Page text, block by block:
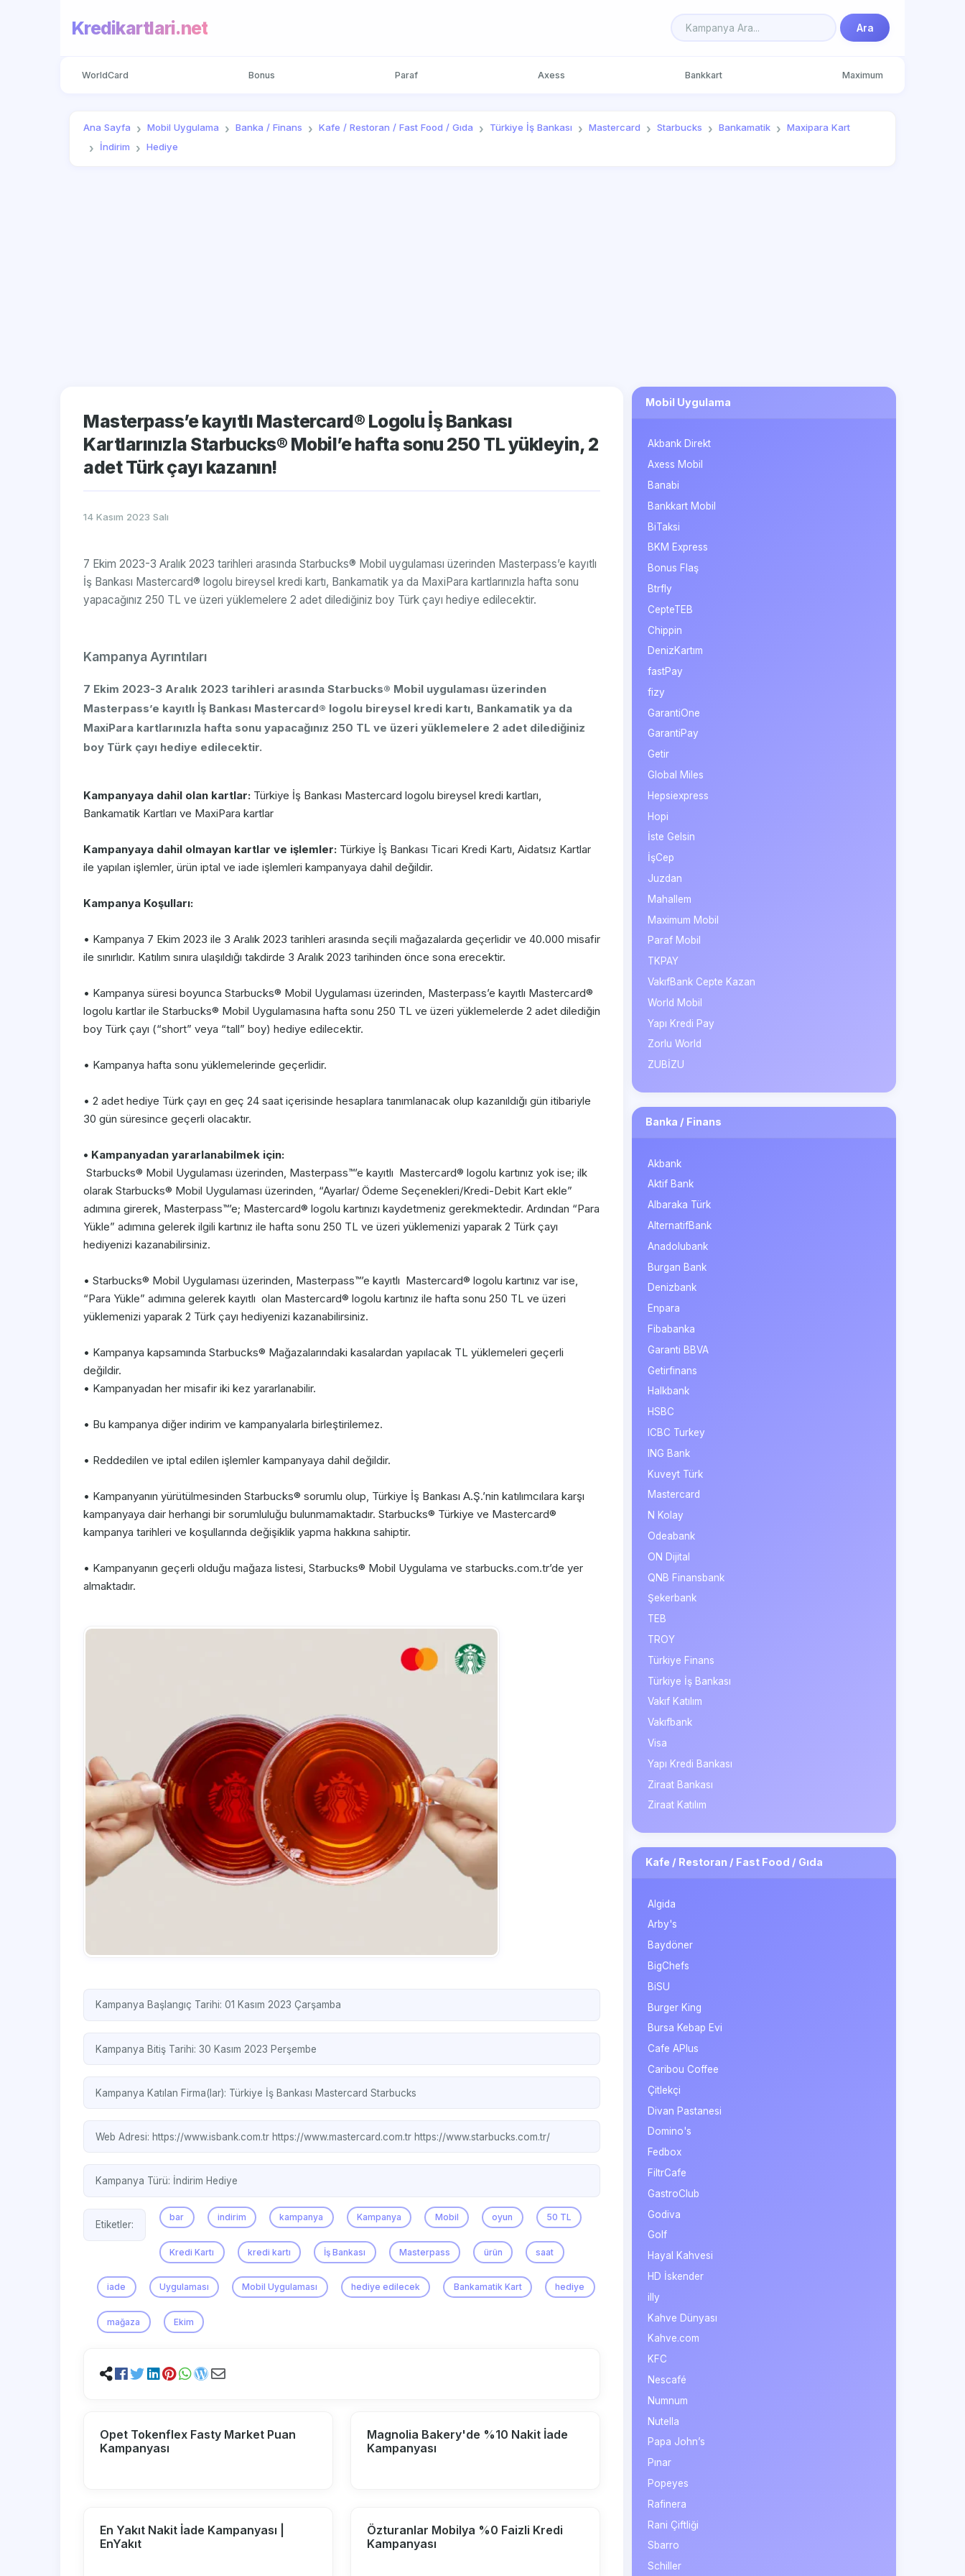
Kredikartlari.net Ara
WorldCard Bonus Paraf Axess Bankkart Maximum
Ana Sayfa Mobil Uygulama Banka / Finans Kafe / Restoran / Fast Food / Gıda Türkiye İş Bankası Mastercard Starbucks Bankamatik
Maxipara Kart
İndirim
Hediye
Masterpass’e kayıtlı Mastercard® Logolu İş Bankası
Kartlarınızla Starbucks® Mobil’e hafta sonu 250 TL yükleyin, 2
adet Türk çayı kazanın!
14 Kasım 2023 Salı
​7 Ekim 2023-3 Aralık 2023 tarihleri arasında Starbucks® Mobil uygulaması üzerinden Masterpass’e kayıtlı
İş Bankası Mastercard® logolu bireysel kredi kartı, Bankamatik ya da MaxiPara kartlarınızla hafta sonu
yapacağınız 250 TL ve üzeri yüklemelere 2 adet dilediğiniz boy Türk çayı hediye edilecektir.
​​​Kampanya Ayrıntıları
​7 Ekim 2023-3 Aralık 2023 tarihleri arasında Starbucks® Mobil uygulaması üzerinden
Masterpass’e kayıtlı İş Bankası Mastercard® logolu bireysel kredi kartı, Bankamatik ya da
MaxiPara kartlarınızla hafta sonu yapacağınız 250 TL ve üzeri yüklemelere 2 adet dilediğiniz
boy Türk çayı hediye edilecektir.
Kampanyaya dahil olan kartlar: Türkiye İş Bankası Mastercard logolu bireysel kredi kartları,
Bankamatik Kartları ve MaxiPara kartlar
Kampanyaya dahil olmayan kartlar ve işlemler: Türkiye İş Bankası Ticari Kredi Kartı, Aidatsız Kartlar
ile yapılan işlemler, ürün iptal ve iade işlemleri kampanyaya dahil değildir.
Kampanya Koşulları:
• Kampanya 7 Ekim 2023 ile 3 Aralık 2023 tarihleri arasında seçili mağazalarda geçerlidir ve 40.000 misafir
ile sınırlıdır. Katılım sınıra ulaşıldığı takdirde 3 Aralık 2023 tarihinden önce sona erecektir.
• Kampanya süresi boyunca Starbucks® Mobil Uygulaması üzerinden, Masterpass’e kayıtlı Mastercard®
logolu kartlar ile Starbucks® Mobil Uygulamasına hafta sonu 250 TL ve üzeri yüklemelerde 2 adet dilediğin
boy Türk çayı (“short” veya “tall” boy) hediye edilecektir.
• Kampanya hafta sonu yüklemelerinde geçerlidir.
• 2 adet hediye Türk çayı en geç 24 saat içerisinde hesaplara tanımlanacak olup kazanıldığı gün itibariyle
30 gün süresince geçerli olacaktır.
• Kampanyadan yararlanabilmek için:
Starbucks® Mobil Uygulaması üzerinden, Masterpass™’e kayıtlı Mastercard® logolu kartınız yok ise; ilk
olarak Starbucks® Mobil Uygulaması üzerinden, “Ayarlar/ Ödeme Seçenekleri/Kredi-Debit Kart ekle”
adımına girerek, Masterpass™’e; Mastercard® logolu kartınızı kaydetmeniz gerekmektedir. Ardından “Para
Yükle” adımına gelerek ilgili kartınız ile hafta sonu 250 TL ve üzeri yüklemenizi yaparak 2 Türk çayı
hediyenizi kazanabilirsiniz.
• Starbucks® Mobil Uygulaması üzerinden, Masterpass™’e kayıtlı Mastercard® logolu kartınız var ise,
“Para Yükle” adımına gelerek kayıtlı olan Mastercard® logolu kartınız ile hafta sonu 250 TL ve üzeri
yüklemenizi yaparak 2 Türk çayı hediyenizi kazanabilirsiniz.
• Kampanya kapsamında Starbucks® Mağazalarındaki kasalardan yapılacak TL yüklemeleri geçerli
değildir.
• Kampanyadan her misafir iki kez yararlanabilir.
• Bu kampanya diğer indirim ve kampanyalarla birleştirilemez.
• Reddedilen ve iptal edilen işlemler kampanyaya dahil değildir.
• Kampanyanın yürütülmesinden Starbucks® sorumlu olup, Türkiye İş Bankası A.Ş.’nin katılımcılara karşı
kampanyaya dair herhangi bir sorumluluğu bulunmamaktadır. Starbucks® Türkiye ve Mastercard®
kampanya tarihleri ve koşullarında değişiklik yapma hakkına sahiptir.
• Kampanyanın geçerli olduğu mağaza listesi, Starbucks® Mobil Uygulama ve starbucks.com.tr’de yer
almaktadır.
Kampanya Başlangıç Tarihi: 01 Kasım 2023 Çarşamba
Kampanya Bitiş Tarihi: 30 Kasım 2023 Perşembe
Kampanya Katılan Firma(lar): Türkiye İş Bankası Mastercard Starbucks
Web Adresi: https://www.isbank.com.tr https://www.mastercard.com.tr https://www.starbucks.com.tr/
Kampanya Türü: İndirim Hediye
Etiketler:
bar indirim kampanya Kampanya Mobil oyun 50 TL
Kredi Kartı kredi kartı İş Bankası Masterpass ürün saat
iade Uygulaması Mobil Uygulaması hediye edilecek Bankamatik Kart hediye
mağaza Ekim
Opet Tokenflex Fasty Market Puan
Kampanyası
Magnolia Bakery'de %10 Nakit İade
Kampanyası
En Yakıt Nakit İade Kampanyası |
EnYakıt
Özturanlar Mobilya %0 Faizli Kredi
Kampanyası
Mobil Uygulama
Akbank Direkt
Axess Mobil
Banabi
Bankkart Mobil
BiTaksi
BKM Express
Bonus Flaş
Btrfly
CepteTEB
Chippin
DenizKartım
fastPay
fizy
GarantiOne
GarantiPay
Getir
Global Miles
Hepsiexpress
Hopi
İste Gelsin
İşCep
Juzdan
Mahallem
Maximum Mobil
Paraf Mobil
TKPAY
VakıfBank Cepte Kazan
World Mobil
Yapı Kredi Pay
Zorlu World
ZUBİZU
Banka / Finans
Akbank
Aktif Bank
Albaraka Türk
AlternatifBank
Anadolubank
Burgan Bank
Denizbank
Enpara
Fibabanka
Garanti BBVA
Getirfinans
Halkbank
HSBC
ICBC Turkey
ING Bank
Kuveyt Türk
Mastercard
N Kolay
Odeabank
ON Dijital
QNB Finansbank
Şekerbank
TEB
TROY
Türkiye Finans
Türkiye İş Bankası
Vakıf Katılım
Vakıfbank
Visa
Yapı Kredi Bankası
Ziraat Bankası
Ziraat Katılım
Kafe / Restoran / Fast Food / Gıda
Algida
Arby's
Baydöner
BigChefs
BiSU
Burger King
Bursa Kebap Evi
Cafe APlus
Caribou Coffee
Çitlekçi
Divan Pastanesi
Domino's
Fedbox
FiltrCafe
GastroClub
Godiva
Golf
Hayal Kahvesi
HD İskender
illy
Kahve Dünyası
Kahve.com
KFC
Nescafé
Numnum
Nutella
Papa John’s
Pınar
Popeyes
Rafinera
Rani Çiftliği
Sbarro
Schiller